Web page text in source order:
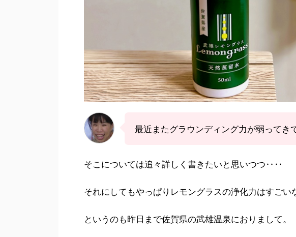
最近またグラウンディング力が弱ってき
そこについては追々詳しく書きたいと思いつつ‥‥
それにしてもやっぱりレモングラスの浄化力はすごい
というのも昨日まで佐賀県の武雄温泉におりまして。